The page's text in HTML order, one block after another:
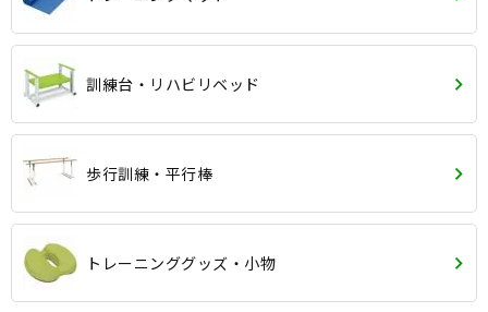
訓練台・リハビリベッド
歩行訓練・平行棒
トレーニンググッズ・小物